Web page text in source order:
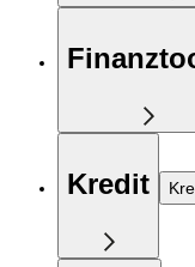
Kredit